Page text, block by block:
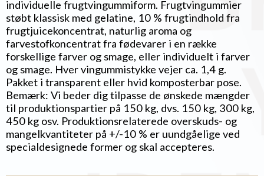
individuelle frugtvingummiform. Frugtvingummier
støbt klassisk med gelatine, 10 % frugtindhold fra
frugtjuicekoncentrat, naturlig aroma og
farvestofkoncentrat fra fødevarer i en række
forskellige farver og smage, eller individuelt i farver
og smage. Hver vingummistykke vejer ca. 1,4 g.
Pakket i transparent eller hvid komposterbar pose.
Bemærk: Vi beder dig tilpasse de ønskede mængder
til produktionspartier på 150 kg, dvs. 150 kg, 300 kg,
450 kg osv. Produktionsrelaterede overskuds- og
mangelkvantiteter på +/-10 % er uundgåelige ved
specialdesignede former og skal accepteres.